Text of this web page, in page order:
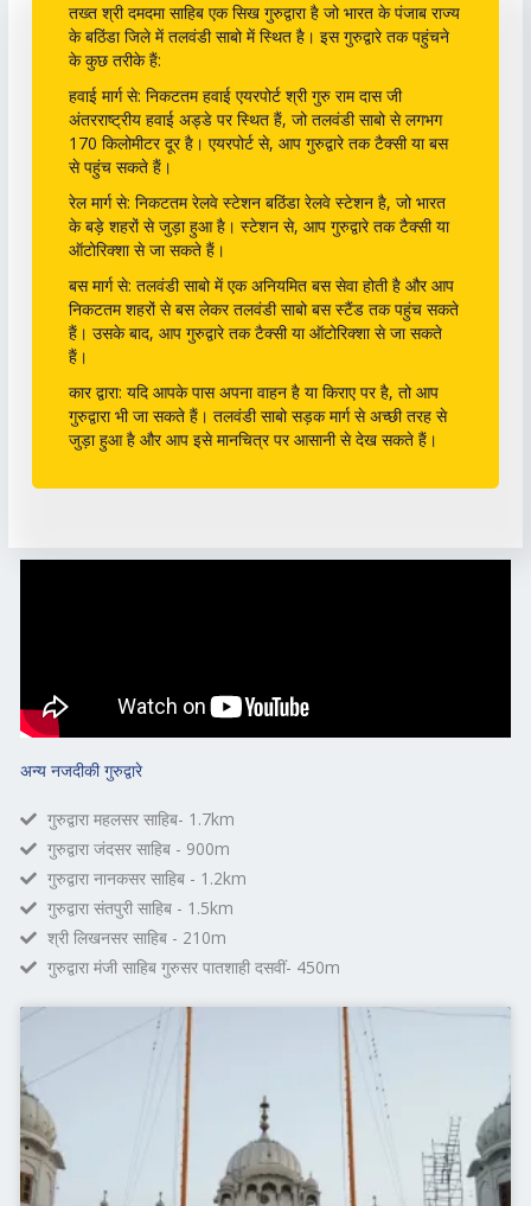
तख्त श्री दमदमा साहिब एक सिख गुरुद्वारा है जो भारत के पंजाब राज्य
के बठिंडा जिले में तलवंडी साबो में स्थित है। इस गुरुद्वारे तक पहुंचने
के कुछ तरीके हैं:
हवाई मार्ग से: निकटतम हवाई एयरपोर्ट श्री गुरु राम दास जी
अंतरराष्ट्रीय हवाई अड्डे पर स्थित हैं, जो तलवंडी साबो से लगभग
170 किलोमीटर दूर है। एयरपोर्ट से, आप गुरुद्वारे तक टैक्सी या बस
से पहुंच सकते हैं।
रेल मार्ग से: निकटतम रेलवे स्टेशन बठिंडा रेलवे स्टेशन है, जो भारत
के बड़े शहरों से जुड़ा हुआ है। स्टेशन से, आप गुरुद्वारे तक टैक्सी या
ऑटोरिक्शा से जा सकते हैं।
बस मार्ग से: तलवंडी साबो में एक अनियमित बस सेवा होती है और आप
निकटतम शहरों से बस लेकर तलवंडी साबो बस स्टैंड तक पहुंच सकते
हैं। उसके बाद, आप गुरुद्वारे तक टैक्सी या ऑटोरिक्शा से जा सकते
हैं।
कार द्वारा: यदि आपके पास अपना वाहन है या किराए पर है, तो आप
गुरुद्वारा भी जा सकते हैं। तलवंडी साबो सड़क मार्ग से अच्छी तरह से
जुड़ा हुआ है और आप इसे मानचित्र पर आसानी से देख सकते हैं।
अन्य नजदीकी गुरुद्वारे
गुरुद्वारा महलसर साहिब- 1.7km
गुरुद्वारा जंदसर साहिब - 900m
गुरुद्वारा नानकसर साहिब - 1.2km
गुरुद्वारा संतपुरी साहिब - 1.5km
श्री लिखनसर साहिब - 210m
गुरुद्वारा मंजी साहिब गुरुसर पातशाही दसवीं- 450m